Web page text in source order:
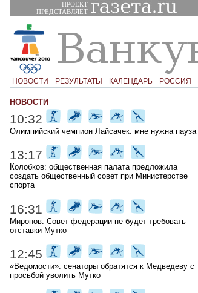
ПРОЕКТ
ПРЕДСТАВЛЯЕТ
НОВОСТИ РЕЗУЛЬТАТЫ КАЛЕНДАРЬ РОССИЯ
НОВОСТИ
10:32
Олимпийский чемпион Лайсачек: мне нужна пауза
13:17
Колобков: общественная палата предложила
создать общественный совет при Министерстве
спорта
16:31
Миронов: Совет федерации не будет требовать
отставки Мутко
12:45
«Ведомости»: сенаторы обратятся к Медведеву с
просьбой уволить Мутко